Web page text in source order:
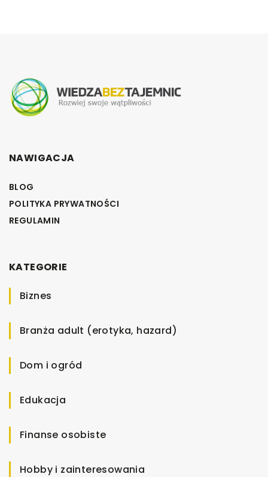
NAWIGACJA
BLOG
POLITYKA PRYWATNOŚCI
REGULAMIN
KATEGORIE
Biznes
Branża adult (erotyka, hazard)
Dom i ogród
Edukacja
Finanse osobiste
Hobby i zainteresowania